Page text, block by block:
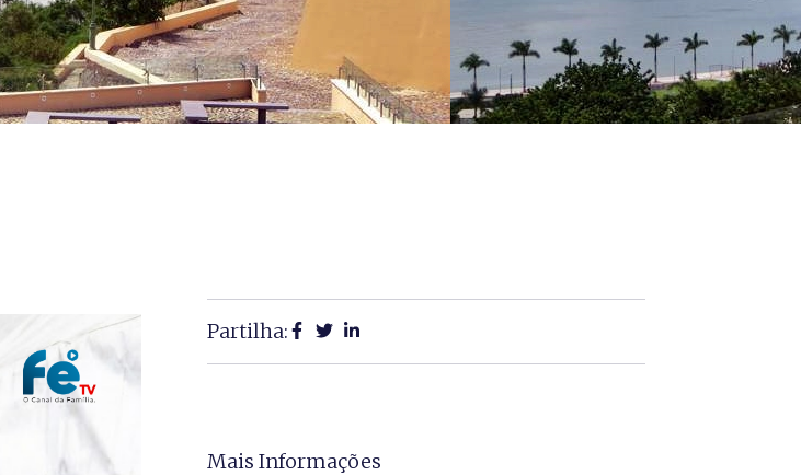
Partilha:
Mais Informações